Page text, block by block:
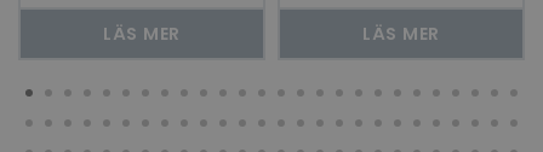
LÄS MER LÄS MER